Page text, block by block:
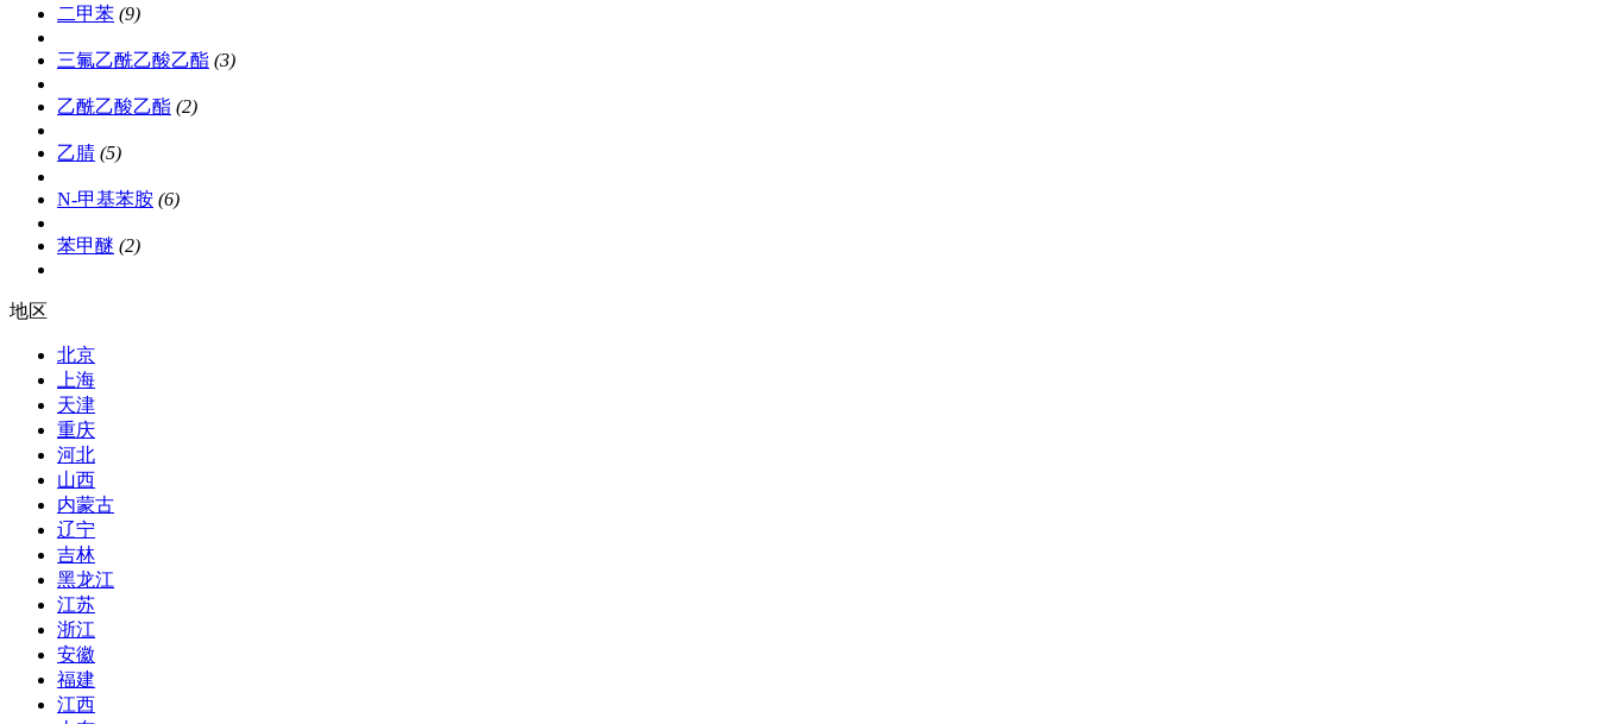
二甲苯 (9)
三氟乙酰乙酸乙酯 (3)
乙酰乙酸乙酯 (2)
乙腈 (5)
N-甲基苯胺 (6)
苯甲醚 (2)
地区
北京
上海
天津
重庆
河北
山西
内蒙古
辽宁
吉林
黑龙江
江苏
浙江
安徽
福建
江西